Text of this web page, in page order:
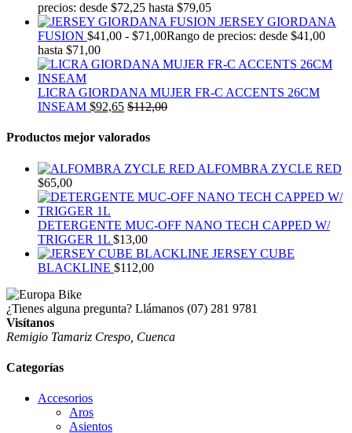
precios: desde $72,25 hasta $79,05
JERSEY GIORDANA
FUSION $41,00 - $71,00Rango de precios: desde $41,00
hasta $71,00
LICRA GIORDANA MUJER FR-C ACCENTS 26CM
INSEAM $92,65 $112,00
Productos mejor valorados
ALFOMBRA ZYCLE RED
$65,00
DETERGENTE MUC-OFF NANO TECH CAPPED W/
TRIGGER 1L $13,00
JERSEY CUBE
BLACKLINE $112,00
¿Tienes alguna pregunta? Llámanos (07) 281 9781
Visítanos
Remigio Tamariz Crespo, Cuenca
Categorías
Accesorios
Aros
Asientos